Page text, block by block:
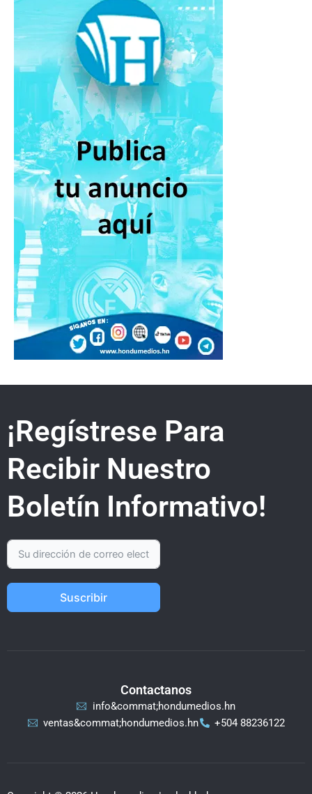
¡Regístrese Para
Recibir Nuestro
Boletín Informativo!
Suscribir
Contactanos
info&commat;hondumedios.hn
ventas&commat;hondumedios.hn
+504 88236122